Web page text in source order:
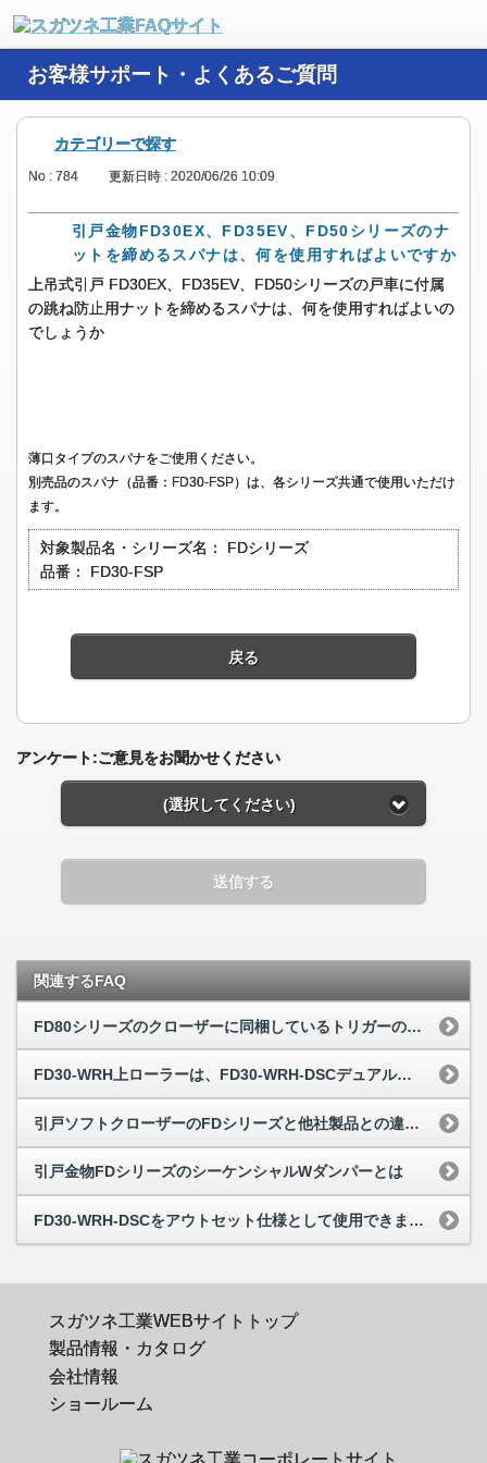
お客様サポート・よくあるご質問
カテゴリーで探す
No : 784 更新日時 : 2020/06/26 10:09
引戸金物FD30EX、FD35EV、FD50シリーズのナ
ットを締めるスパナは、何を使用すればよいですか
上吊式引戸 FD30EX、FD35EV、FD50シリーズの戸車に付属
の跳ね防止用ナットを締めるスパナは、何を使用すればよいの
でしょうか
薄口タイプのスパナをご使用ください。
別売品のスパナ（品番：FD30-FSP）は、各シリーズ共通で使用いただけ
ます。
対象製品名・シリーズ名：
FDシリーズ
品番：
FD30-FSP
戻る
アンケート:ご意見をお聞かせください
(選択してください)
送信する
関連するFAQ
FD80シリーズのクローザーに同梱しているトリガーのみの購入は、可能でしょうか
FD30-WRH上ローラーは、FD30-WRH-DSCデュアルソフトクローザーの戸尻...
引戸ソフトクローザーのFDシリーズと他社製品との違いが知りたい
引戸金物FDシリーズのシーケンシャルWダンパーとは
FD30-WRH-DSCをアウトセット仕様として使用できますか
スガツネ工業WEBサイトトップ
製品情報・カタログ
会社情報
ショールーム